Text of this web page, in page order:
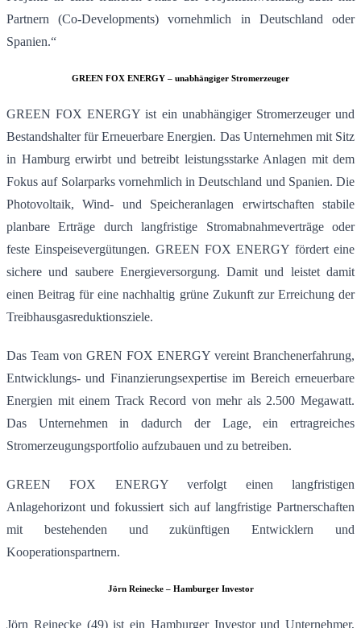
Partnern (Co-Developments) vornehmlich in Deutschland oder
Spanien.“
GREEN FOX ENERGY – unabhängiger Stromerzeuger
GREEN FOX ENERGY ist ein unabhängiger Stromerzeuger und
Bestandshalter für Erneuerbare Energien. Das Unternehmen mit Sitz
in Hamburg erwirbt und betreibt leistungsstarke Anlagen mit dem
Fokus auf Solarparks vornehmlich in Deutschland und Spanien. Die
Photovoltaik, Wind- und Speicheranlagen erwirtschaften stabile
planbare Erträge durch langfristige Stromabnahmeverträge oder
feste Einspeisevergütungen. GREEN FOX ENERGY fördert eine
sichere und saubere Energieversorgung. Damit und leistet damit
einen Beitrag für eine nachhaltig grüne Zukunft zur Erreichung der
Treibhausgasreduktionsziele.
Das Team von GREN FOX ENERGY vereint Branchenerfahrung,
Entwicklungs- und Finanzierungsexpertise im Bereich erneuerbare
Energien mit einem Track Record von mehr als 2.500 Megawatt.
Das Unternehmen in dadurch der Lage, ein ertragreiches
Stromerzeugungsportfolio aufzubauen und zu betreiben.
GREEN FOX ENERGY verfolgt einen langfristigen
Anlagehorizont und fokussiert sich auf langfristige Partnerschaften
mit bestehenden und zukünftigen Entwicklern und
Kooperationspartnern.
Jörn Reinecke – Hamburger Investor
Jörn Reinecke (49) ist ein Hamburger Investor und Unternehmer,